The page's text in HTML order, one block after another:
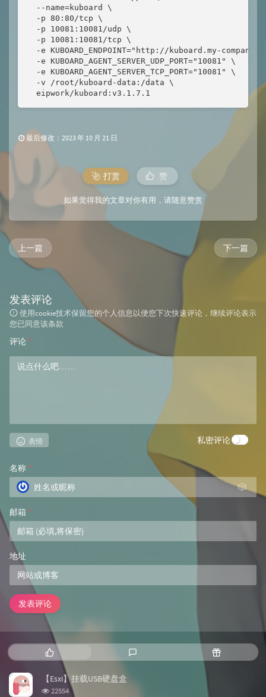
  --name=kuboard \
  -p 80:80/tcp \
  -p 10081:10081/udp \
  -p 10081:10081/tcp \
-e KUBOARD_ENDPOINT="http://kuboard.my-
  -e KUBOARD_AGENT_SERVER_UDP_PORT="10081" \
  -e KUBOARD_AGENT_SERVER_TCP_PORT="10081" \
  -v /root/kuboard-data:/data \
  eipwork/kuboard:v3.1.7.1
最后修改：2023 年 10 月 21 日
打赏 赞
如果觉得我的文章对你有用，请随意赞赏
下一篇
上一篇
发表评论
使用cookie技术保留您的个人信息以便您下次快速评论，继续评论表示
您已同意该条款
评论 *
表情 私密评论
名称 *
🎲
邮箱 *
地址
发表评论
热
门
文
章
新
随
机
【Esxi】挂载USB硬盘盒
浏
22554